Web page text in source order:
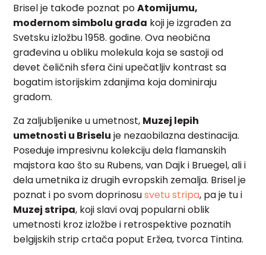
Brisel je takođe poznat poAtomijumu,
modernom simbolu grada koji je izgrađen za
Svetsku izložbu 1958. godine. Ova neobična
građevina u obliku molekula koja se sastoji od
devet čeličnih sfera čini upečatljiv kontrast sa
bogatim istorijskim zdanjima koja dominiraju
gradom.
Za zaljubljenike u umetnost, Muzej lepih
umetnosti u Briselu je nezaobilazna destinacija.
Poseduje impresivnu kolekciju dela flamanskih
majstora kao što su Rubens, van Dajk i Bruegel, ali i
dela umetnika iz drugih evropskih zemalja. Brisel je
poznat i po svom doprinosusvetu stripa, pa je tu i
Muzej stripa, koji slavi ovaj popularni oblik
umetnosti kroz izložbe i retrospektive poznatih
belgijskih strip crtača poput Eržea, tvorca Tintina.